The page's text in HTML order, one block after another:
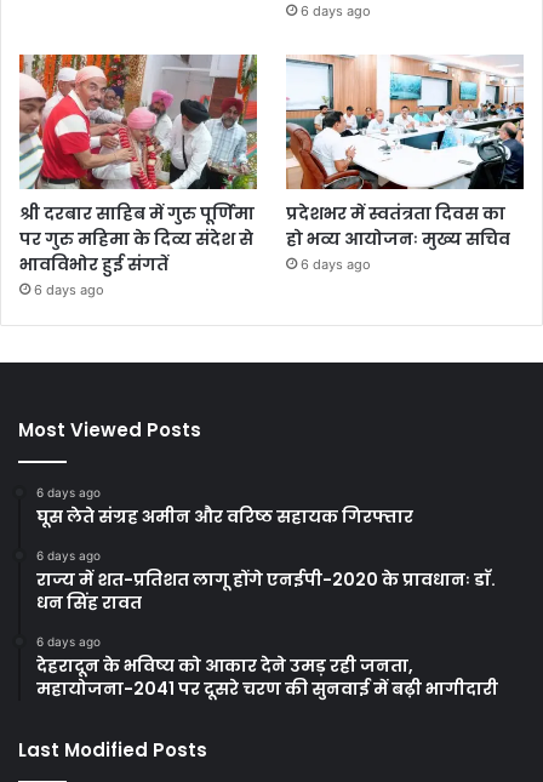
6 days ago
श्री दरबार साहिब में गुरु पूर्णिमा
पर गुरु महिमा के दिव्य संदेश से
भावविभोर हुई संगतें
6 days ago
प्रदेशभर में स्वतंत्रता दिवस का
हो भव्य आयोजनः मुख्य सचिव
6 days ago
Most Viewed Posts
6 days ago
घूस लेते संग्रह अमीन और वरिष्ठ सहायक गिरफ्तार
6 days ago
राज्य में शत-प्रतिशत लागू होंगे एनईपी-2020 के प्रावधानः डाॅ.
धन सिंह रावत
6 days ago
देहरादून के भविष्य को आकार देने उमड़ रही जनता,
महायोजना-2041 पर दूसरे चरण की सुनवाई में बढ़ी भागीदारी
Last Modified Posts